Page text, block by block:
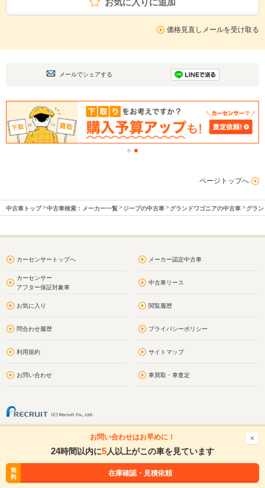
お気に入りに追加
価格見直しメールを受け取る
メールでシェアする
ページトップへ
中古車トップ 中古車検索：メーカー一覧 ジープの中古車 グランドワゴニアの中古車 グラ
カーセンサートップへ メーカー認定中古車
カーセンサー
アフター保証対象車
中古車リース
お気に入り 閲覧履歴
問合わせ履歴 プライバシーポリシー
利用規約 サイトマップ
お問い合わせ 車買取・車査定
無
料
在庫確認・見積依頼
お問い合わせはお早めに！
24時間以内に5人以上がこの車を見ています
無
料
在庫確認・見積依頼